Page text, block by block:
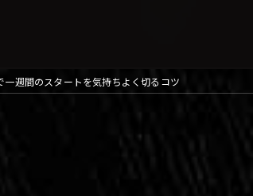
週間のスタートを気持ちよく切るコツ